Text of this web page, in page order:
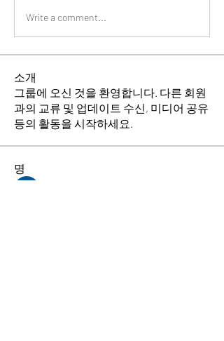
Write a comment...
소개
그룹에 오신 것을 환영합니다. 다른 회원
과의 교류 및 업데이트 수신, 미디어 공유
등의 활동을 시작하세요.
명